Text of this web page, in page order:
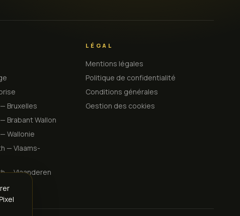
Bruxelles
Brabant Wallon
Wallonie
— Vlaams-
— Vlaanderen
LÉGAL
Mentions légales
Politique de confidentialité
Conditions générales
Gestion des cookies